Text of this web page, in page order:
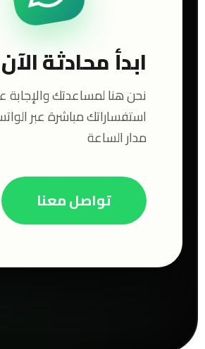
ابدأ محادثة الآن
نحن هنا لمساعدتك والإجابة
استفساراتك مباشرة عبر
مدار الساعة
تواصل معنا